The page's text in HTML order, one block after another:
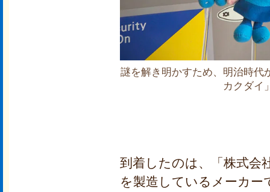
謎を解き明かすため、明治時代
カクダイ
到着したのは、「株式会
を製造しているメーカ